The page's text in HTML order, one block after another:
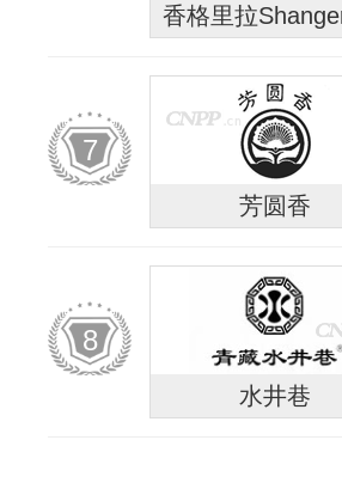
香格里拉
7
芳圆香
8
水井巷